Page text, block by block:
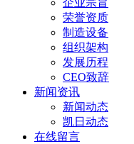
企业宗旨
荣誉资质
制造设备
组织架构
发展历程
CEO致辞
新闻资讯
新闻动态
凯日动态
在线留言